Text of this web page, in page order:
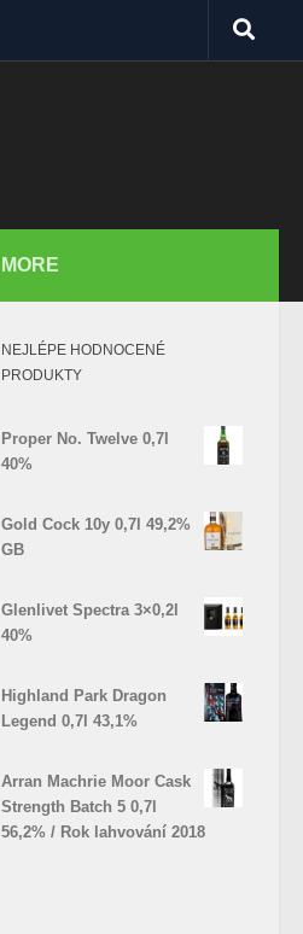
MORE
NEJLÉPE HODNOCENÉ
PRODUKTY
Proper No. Twelve 0,7l
40%
Gold Cock 10y 0,7l 49,2%
GB
Glenlivet Spectra 3×0,2l
40%
Highland Park Dragon
Legend 0,7l 43,1%
Arran Machrie Moor Cask
Strength Batch 5 0,7l
56,2% / Rok lahvování 2018